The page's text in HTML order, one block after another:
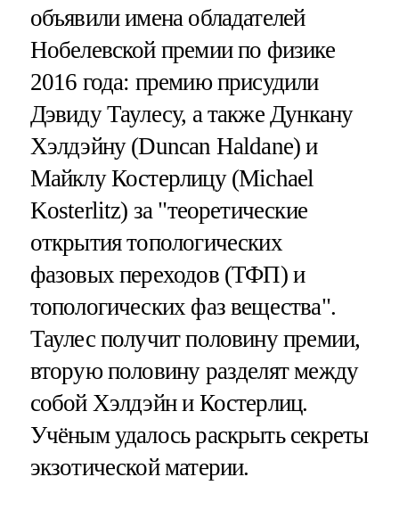
объявили имена обладателей
Нобелевской премии по физике
2016 года: премию присудили
Дэвиду Таулесу, а также Дункану
Хэлдэйну (Duncan Haldane) и
Майклу Костерлицу (Michael
Kosterlitz) за "теоретические
открытия топологических
фазовых переходов (ТФП) и
топологических фаз вещества".
Таулес получит половину премии,
вторую половину разделят между
собой Хэлдэйн и Костерлиц.
Учёным удалось раскрыть секреты
экзотической материи.